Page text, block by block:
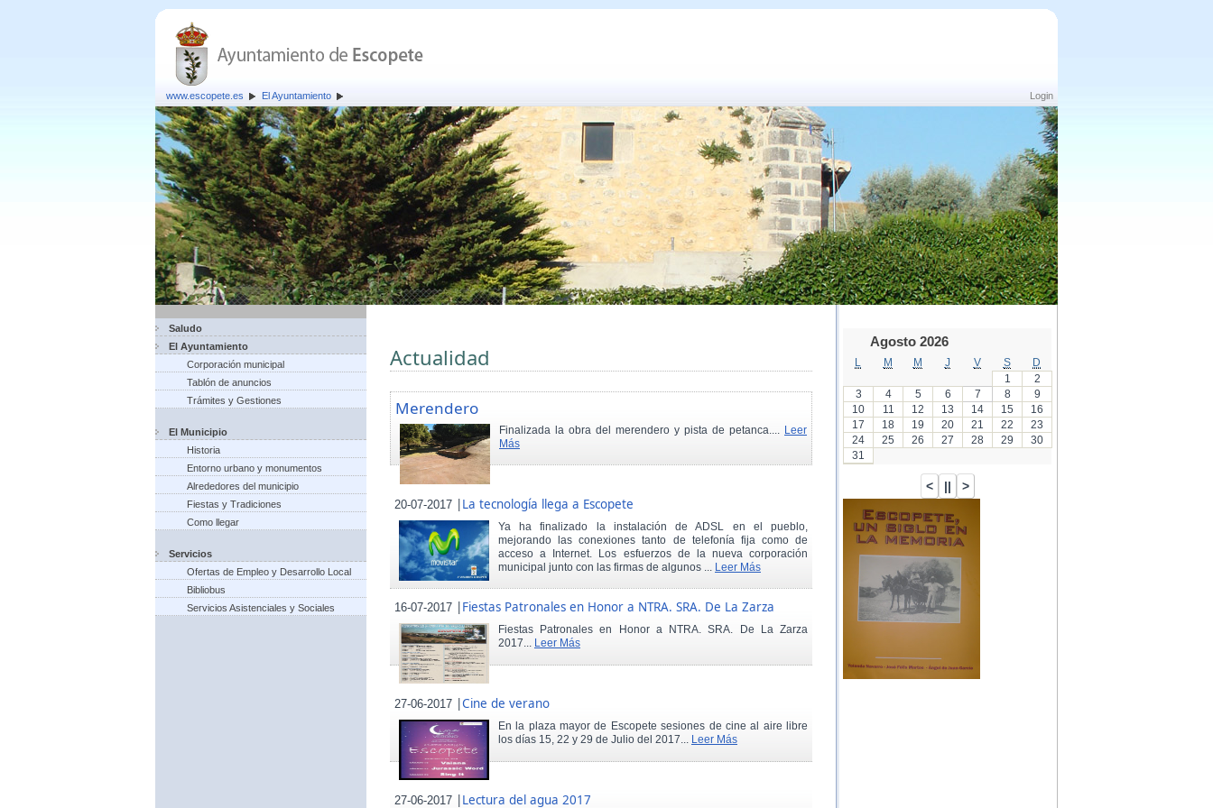
Login
www.escopete.es El Ayuntamiento
Saludo
El Ayuntamiento
Corporación municipal
Tablón de anuncios
Trámites y Gestiones
El Municipio
Historia
Entorno urbano y monumentos
Alrededores del municipio
Fiestas y Tradiciones
Como llegar
Servicios
Ofertas de Empleo y Desarrollo Local
Bibliobus
Servicios Asistenciales y Sociales
Actualidad
Merendero
Finalizada la obra del merendero y pista de petanca.... Leer
Más
20-07-2017 |La tecnología llega a Escopete
Ya ha finalizado la instalación de ADSL en el pueblo,
mejorando las conexiones tanto de telefonía fija como de
acceso a Internet. Los esfuerzos de la nueva corporación
municipal junto con las firmas de algunos ... Leer Más
16-07-2017 |Fiestas Patronales en Honor a NTRA. SRA. De La Zarza
Fiestas Patronales en Honor a NTRA. SRA. De La Zarza
2017... Leer Más
27-06-2017 |Cine de verano
En la plaza mayor de Escopete sesiones de cine al aire libre
los días 15, 22 y 29 de Julio del 2017... Leer Más
27-06-2017 |Lectura del agua 2017
Agosto 2026
M M J V S
D
1
2
3
4 5 6 7 8
9
10
11 12 13 14 15
16
17
18 19 20 21 22
23
24
25 26 27 28 29
30
31